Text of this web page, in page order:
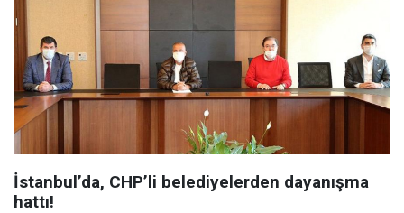
İstanbul’da, CHP’li belediyelerden dayanışma
hattı!